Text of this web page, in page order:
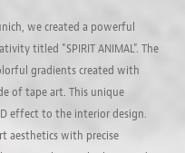
we created a powerful
titled "SPIRIT ANIMAL". The
gradients created with
of tape art. This unique
effect to the interior design.
aesthetics with precise